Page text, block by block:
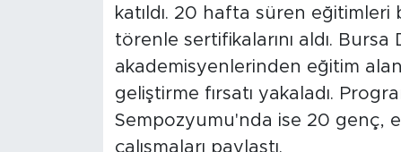
katıldı. 20 hafta süren
törenle sertifikalarını aldı.
akademisyenlerinden eğitim
geliştirme fırsatı yakaladı.
Sempozyumu'nda ise 20 genç,
çalışmaları paylaştı.